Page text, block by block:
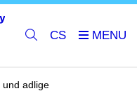
CS
und adlige